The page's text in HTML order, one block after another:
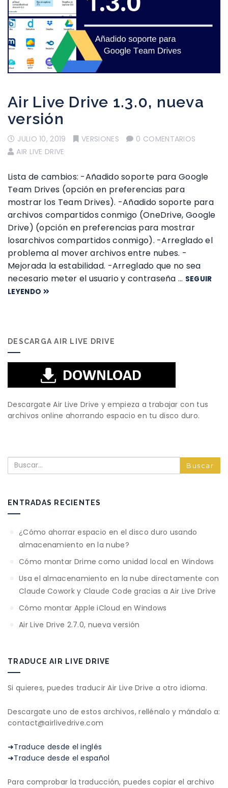
Air Live Drive 1.3.0, nueva
versión
JULIO 10, 2019 VERSIONES
0 COMENTARIOS
AIR LIVE DRIVE
Lista de cambios: -Añadido soporte para Google
Team Drives (opción en preferencias para
mostrar los Team Drives). -Añadido soporte para
archivos compartidos conmigo (OneDrive, Google
Drive) (opción en preferencias para mostrar
losarchivos compartidos conmigo). -Arreglado el
problema al mover archivos entre nubes. -
Mejorada la estabilidad. -Arreglado que no sea
necesario meter el usuario y contraseña … SEGUIR
LEYENDO
DESCARGA AIR LIVE DRIVE
Descargate Air Live Drive y empieza a trabajar con tus
archivos online ahorrando espacio en tu disco duro.
Buscar
ENTRADAS RECIENTES
¿Cómo ahorrar espacio en el disco duro usando
almacenamiento en la nube?
Cómo montar Drime como unidad local en Windows
Usa el almacenamiento en la nube directamente con
Claude Cowork y Claude Code gracias a Air Live Drive
Cómo montar Apple iCloud en Windows
Air Live Drive 2.7.0, nueva versión
TRADUCE AIR LIVE DRIVE
Si quieres, puedes traducir Air Live Drive a otro idioma.
Descargate uno de estos archivos, rellénalo y mándalo a:
contact@airlivedrive.com
➜Traduce desde el inglés
➜Traduce desde el español
Para comprobar la traducción, puedes copiar el archivo